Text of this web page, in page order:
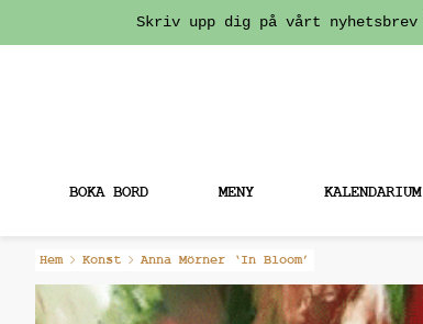
Fortsätt
till
innehållet
Skriv upp dig på vårt
BOKA BORD MENY KALENDARIUM
Hem Konst Anna Mörner ‘In Bloom’